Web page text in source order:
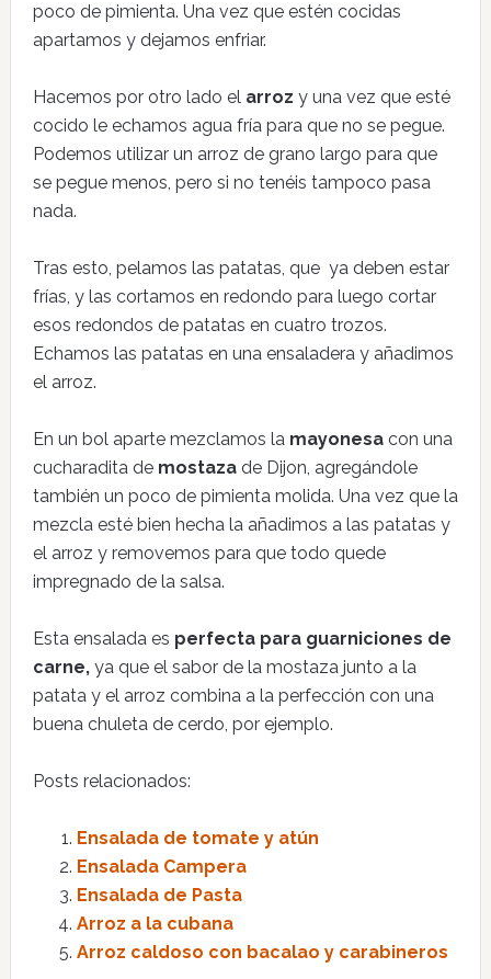
poco de pimienta. Una vez que estén cocidas
apartamos y dejamos enfriar.
Hacemos por otro lado elarroz y una vez que esté
cocido le echamos agua fría para que no se pegue.
Podemos utilizar un arroz de grano largo para que
se pegue menos, pero si no tenéis tampoco pasa
nada.
Tras esto, pelamos las patatas, que ya deben estar
frías, y las cortamos en redondo para luego cortar
esos redondos de patatas en cuatro trozos.
Echamos las patatas en una ensaladera y añadimos
el arroz.
En un bol aparte mezclamos la mayonesacon una
cucharadita de mostazade Dijon, agregándole
también un poco de pimienta molida. Una vez que la
mezcla esté bien hecha la añadimos a las patatas y
el arroz y removemos para que todo quede
impregnado de la salsa.
Esta ensalada es perfecta para guarniciones de
carne,ya que el sabor de la mostaza junto a la
patata y el arroz combina a la perfección con una
buena chuleta de cerdo, por ejemplo.
Posts relacionados:
Ensalada de tomate y atún
Ensalada Campera
Ensalada de Pasta
Arroz a la cubana
Arroz caldoso con bacalao y carabineros